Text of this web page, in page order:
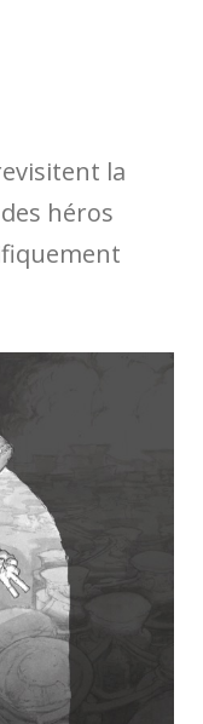
la
héros